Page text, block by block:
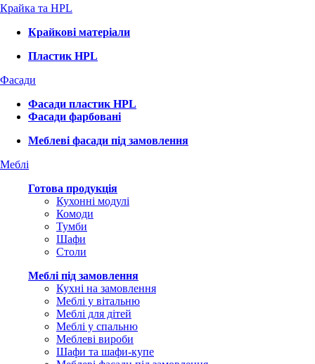
Крайка та HPL
Крайкові матеріали
Пластик HPL
Фасади
Фасади пластик HPL
Фасади фарбовані
Меблеві фасади під замовлення
Меблі
Готова продукція
Кухонні модулі
Комоди
Тумби
Шафи
Столи
Меблі під замовлення
Кухні на замовлення
Меблі у вітальню
Меблі для дітей
Меблі у спальню
Меблеві вироби
Шафи та шафи-купе